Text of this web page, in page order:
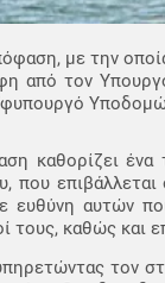
με την
από τον
καθορίζει ένα
που
ευθύνη αυτών
τους, καθώς
τον